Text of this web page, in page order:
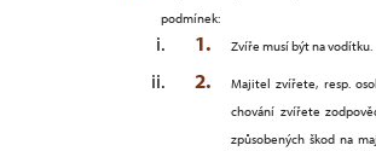
podmínek:
Zvíře musí být na vodítku.
Majitel zvířete, resp.
chování zvířete
způsobených škod na